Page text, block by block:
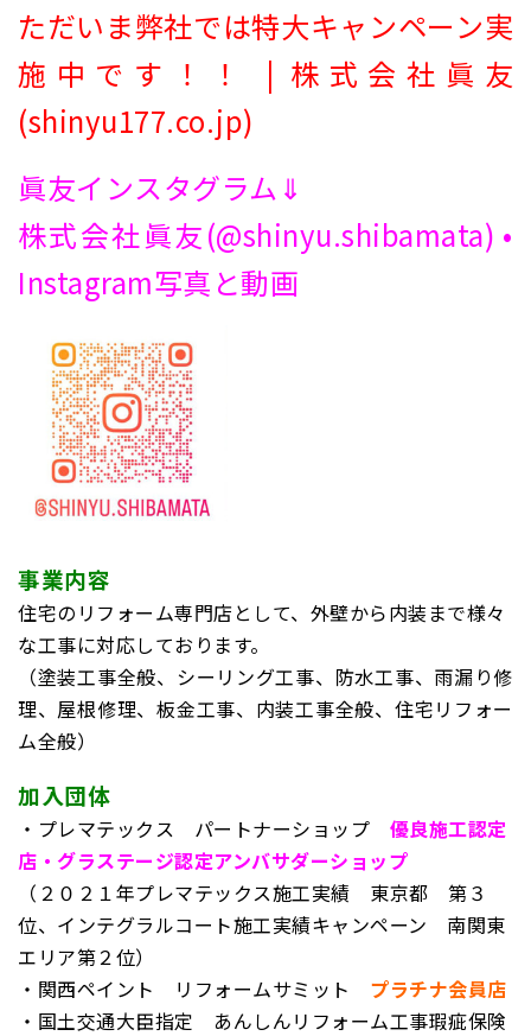
ただいま弊社では特大キャンペーン実
施中です！！ | 株式会社眞友
(shinyu177.co.jp)
眞友インスタグラム⇓
株式会社眞友(@shinyu.shibamata) •
Instagram写真と動画
事業内容
住宅のリフォーム専門店として、外壁から内装まで様々
な工事に対応しております。
（塗装工事全般、シーリング工事、防水工事、雨漏り修
理、屋根修理、板金工事、内装工事全般、住宅リフォー
ム全般）
加入団体
・プレマテックス パートナーショップ
優良施工認定
店・グラステージ認定アンバサダーショップ
（２０２１年プレマテックス施工実績 東京都 第３
位、インテグラルコート施工実績キャンペーン 南関東
エリア第２位）
・関西ペイント リフォームサミット プラチナ会員店
・国土交通大臣指定 あんしんリフォーム工事瑕疵保険